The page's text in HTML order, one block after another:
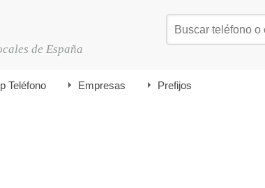
de España
Teléfono Empresas Prefijos